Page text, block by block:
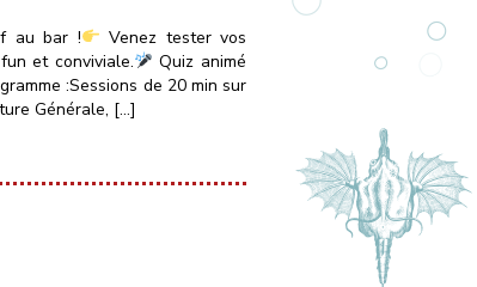
au bar !
Venez tester vos
et conviviale.
Quiz animé
:Sessions de 20 min sur
Générale, […]